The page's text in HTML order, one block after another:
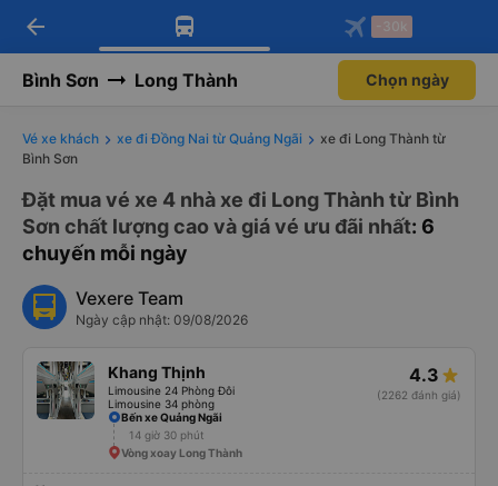
Tải app Vexere ngay!
Nhận ưu đãi thành viên độc
Mở app
Tải app Vexere
-30k/ghế khi đặt vé máy bay qua
Mở app
arrow_back -30k
Bình Sơn Long Thành Chọn ngày
Vé xe khách xe đi Đồng Nai từ Quảng Ngãi
xe đi Long Thành từ
Bình Sơn
Đặt mua vé xe 4 nhà xe đi Long Thành từ Bình
Sơn chất lượng cao và giá vé ưu đãi nhất: 6
chuyến mỗi ngày
Vexere Team
Ngày cập nhật: 09/08/2026
Khang Thịnh
Limousine 24 Phòng Đôi
Limousine 34 phòng
4.3
(2262 đánh giá)
Bến xe Quảng Ngãi
14 giờ 30 phút
Vòng xoay Long Thành